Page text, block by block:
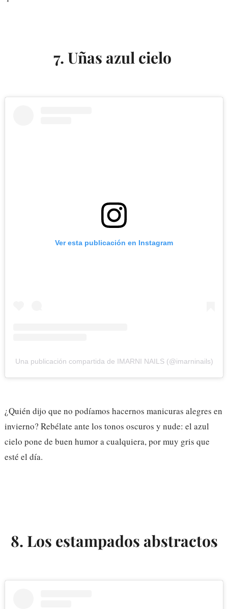
7. Uñas azul cielo
Ver esta publicación en Instagram
Una publicación compartida de IMARNI NAILS (@imarninails)
¿Quién dijo que no podíamos hacernos manicuras alegres en
invierno? Rebélate ante los tonos oscuros y nude: el azul
cielo pone de buen humor a cualquiera, por muy gris que
esté el día.
8. Los estampados abstractos